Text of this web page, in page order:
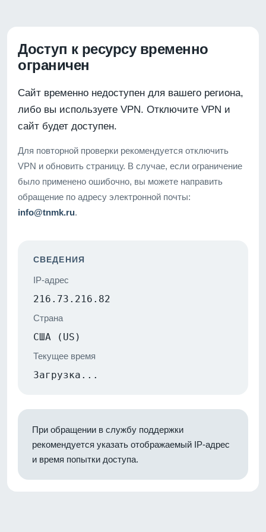
Доступ к ресурсу временно
ограничен
Сайт временно недоступен для вашего региона,
либо вы используете VPN. Отключите VPN и
сайт будет доступен.
Для повторной проверки рекомендуется отключить
VPN и обновить страницу. В случае, если ограничение
было применено ошибочно, вы можете направить
обращение по адресу электронной почты:
info@tnmk.ru.
СВЕДЕНИЯ
IP-адрес
216.73.216.82
Страна
США (US)
Текущее время
Загрузка...
При обращении в службу поддержки
рекомендуется указать отображаемый IP-адрес
и время попытки доступа.